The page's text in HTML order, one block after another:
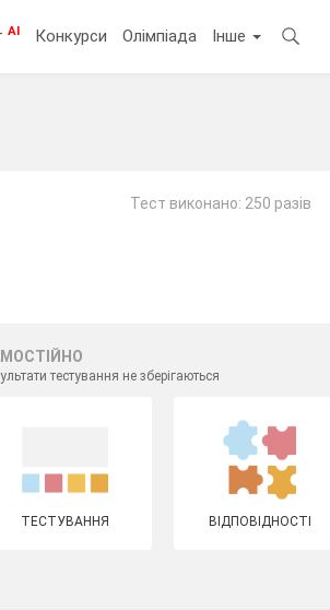
AI Конкурси Олімпіада Інше
Тест виконано: 250 разів
тестування не зберігаються
ТЕСТУВАННЯ ВІДПОВІДНОСТІ